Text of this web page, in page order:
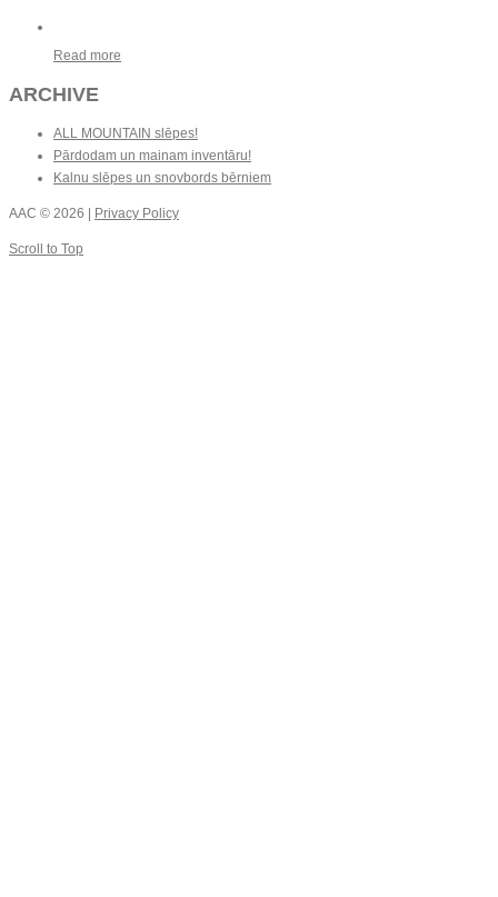
Read more
ARCHIVE
ALL MOUNTAIN slēpes!
Pārdodam un mainam inventāru!
Kalnu slēpes un snovbords bērniem
AAC © 2026 | Privacy Policy
Scroll to Top